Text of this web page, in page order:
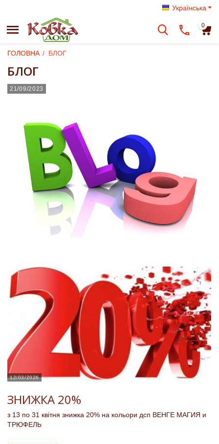
Українська
0
ГОЛОВНА / БЛОГ
БЛОГ
21/09/2023
12/03/2026
ЗНИЖКА 20%
з 13 по 31 квітня знижка 20% на кольори дсп ВЕНГЕ МАГИЯ и
ТРЮФЕЛЬ